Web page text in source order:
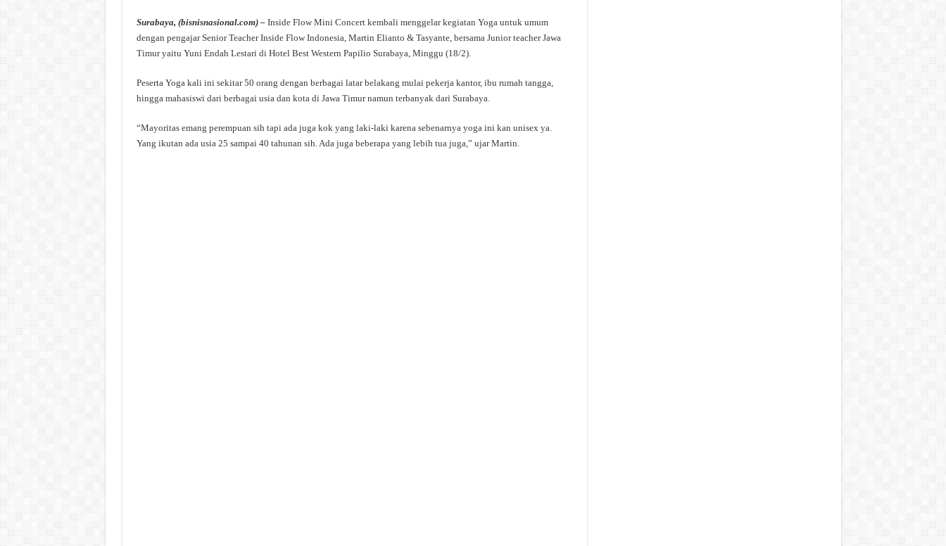
Surabaya, (bisnisnasional.com) – Inside Flow Mini Concert kembali menggelar kegiatan Yoga untuk umum
dengan pengajar Senior Teacher Inside Flow Indonesia, Martin Elianto & Tasyante, bersama Junior teacher Jawa
Timur yaitu Yuni Endah Lestari di Hotel Best Western Papilio Surabaya, Minggu (18/2).
Peserta Yoga kali ini sekitar 50 orang dengan berbagai latar belakang mulai pekerja kantor, ibu rumah tangga,
hingga mahasiswi dari berbagai usia dan kota di Jawa Timur namun terbanyak dari Surabaya.
“Mayoritas emang perempuan sih tapi ada juga kok yang laki-laki karena sebenarnya yoga ini kan unisex ya.
Yang ikutan ada usia 25 sampai 40 tahunan sih. Ada juga beberapa yang lebih tua juga,” ujar Martin.